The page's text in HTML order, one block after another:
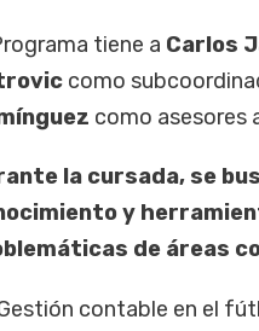
tiene a Carlos
como
como asesores
la cursada, se
y
de áreas
contable en el